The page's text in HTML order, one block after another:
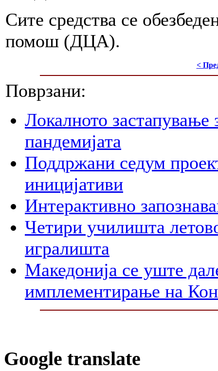
Сите средства се
помош (ДЦА).
<
Поврзани:
Локалното застапување
пандемијата
Поддржани седум
иницијативи
Интерактивно
Четири училишта
игралишта
Македонија се уште
имплементирање на
Google translate